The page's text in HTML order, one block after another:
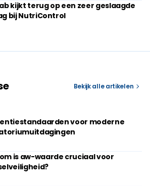
kijkt terug op een zeer geslaagde
bij NutriControl
Bekijk alle artikelen
voor moderne
is aw-waarde cruciaal voor